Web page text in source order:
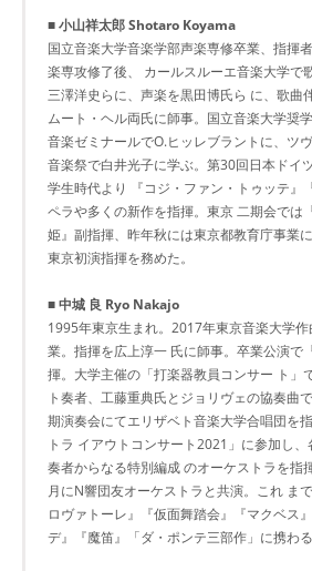
■ 小山祥太郎 Shotaro Koyama
国立音楽大学音楽学部声楽専修卒業、指揮
楽専攻修了後、 カールスルーエ音楽大学で
三澤洋史らに、声楽を黒田博氏ら に、歌曲
ムート・ヘル両氏に師事。国立音楽大学奨
音楽ゼミナールでO.ヒッレブラントに、ツ
音楽祭で白井光子に学ぶ。第30回日本ドイ
学生時代より 『コジ・ファン・トゥッテ』
ペラや多くの新作を指揮。東京 二期会では
姫』副指揮、昨年秋には東京都教育庁事業
東京初演指揮を務めた。
■ 中城 良 Ryo Nakajo
1995年東京生まれ。2017年東京音楽大学
業。指揮を広上淳一 氏に師事。卒業公演で
揮。大学主催の「打楽器教員コンサー ト」
ト奏者、工藤重典氏とジョリヴェの協奏曲
期演奏会にてエリザベト音楽大学合唱団を
トラ イアウトコンサート2021」に参加し
奏者からなる特別編成 のオーケストラを指
月にN響団友オーケストラと共演。これ ま
ロヴァトーレ』『仮面舞踏会』『マクベス
デ』『魔笛』「ダ・ポンテ三部作」に携わる